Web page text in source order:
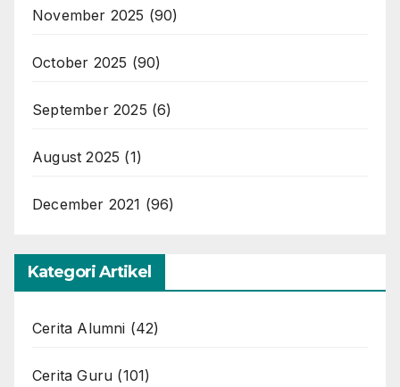
November 2025 (90)
October 2025 (90)
September 2025 (6)
August 2025 (1)
December 2021 (96)
Kategori Artikel
Cerita Alumni (42)
Cerita Guru (101)